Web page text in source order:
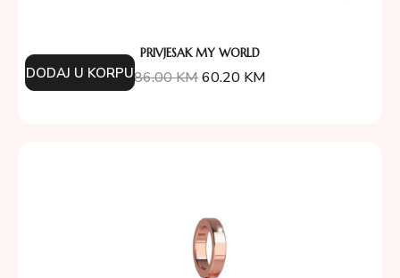
PRIVJESAK MY WORLD
86.00KM60.20 KM
DODAJ U KORPU